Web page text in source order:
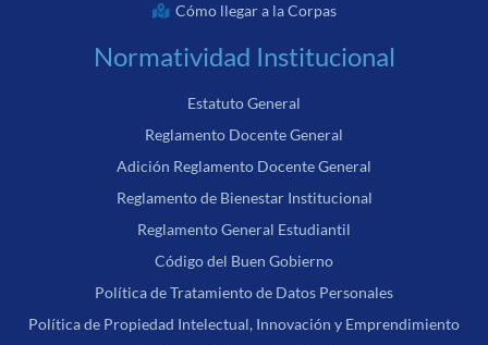
Cómo llegar a la Corpas
Normatividad Institucional
Estatuto General
Reglamento Docente General
Adición Reglamento Docente General
Reglamento de Bienestar Institucional
Reglamento General Estudiantil
Código del Buen Gobierno
Política de Tratamiento de Datos Personales
Política de Propiedad Intelectual, Innovación y Emprendimiento